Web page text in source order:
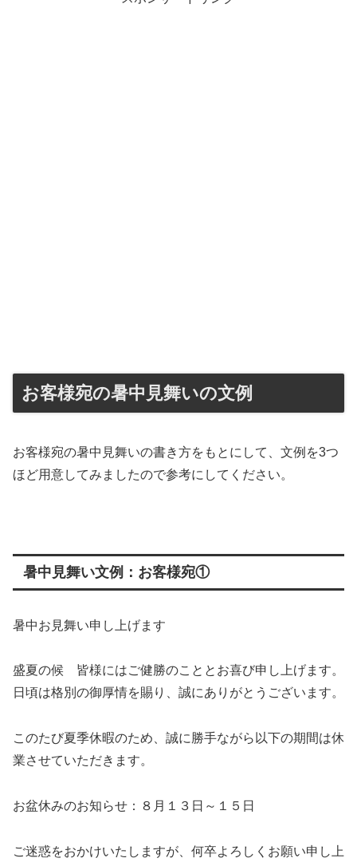
お客様宛の暑中見舞いの文例
お客様宛の暑中見舞いの書き方をもとにして、文例を3つ
ほど用意してみましたので参考にしてください。
暑中見舞い文例：お客様宛①
暑中お見舞い申し上げます
盛夏の候 皆様にはご健勝のこととお喜び申し上げます。
日頃は格別の御厚情を賜り、誠にありがとうございます。
このたび夏季休暇のため、誠に勝手ながら以下の期間は休
業させていただきます。
お盆休みのお知らせ：８月１３日～１５日
ご迷惑をおかけいたしますが、何卒よろしくお願い申し上